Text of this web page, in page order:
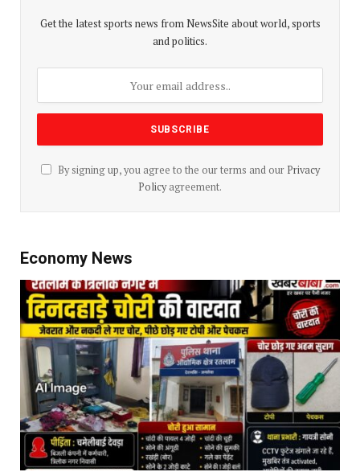
Get the latest sports news from NewsSite about world, sports
and politics.
By signing up, you agree to the our terms and our Privacy
Policyagreement.
Economy News